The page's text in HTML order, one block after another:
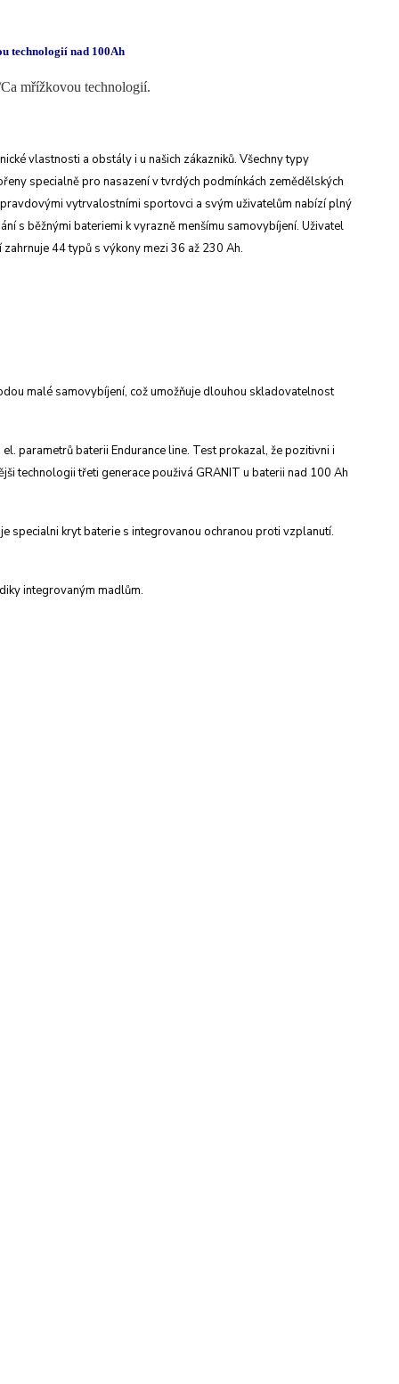
technologií nad 100Ah
mřížkovou technologií.
vlastnosti a obstály i u našich zákazniků. Všechnytypy
specialně pro nasazení v tvrdých podmínkách zemědělských
vytrvalostními sportovci a svým uživatelům nabízí plný
s běžnými bateriemi k vyrazně menšímu samovybíjení. Uživatel
zahrnuje44 typů s výkony mezi 36 až 230 Ah.
malé samovybíjení, což umožňuje dlouhou skladovatelnost
el. parametrů baterii Endurance line. Test prokazal, že pozitivni i
technologii třeti generace použivá GRANIT u baterii nad 100 Ah
specialni kryt baterie s integrovanou ochranou proti vzplanutí.
integrovaným madlům.